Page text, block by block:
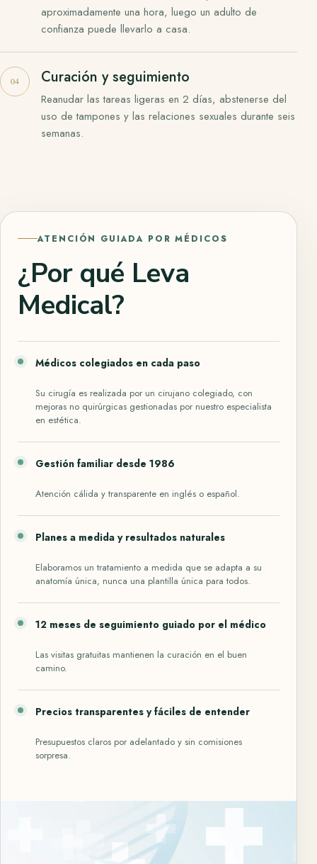
aproximadamente una hora, luego un adulto de
confianza puede llevarlo a casa.
Curación y seguimiento
Reanudar las tareas ligeras en 2 días, abstenerse del
uso de tampones y las relaciones sexuales durante seis
semanas.
ATENCIÓN GUIADA POR MÉDICOS
¿Por qué Leva
Medical?
Médicos colegiados en cada paso
Su cirugía es realizada por un cirujano colegiado, con
mejoras no quirúrgicas gestionadas por nuestro especialista
en estética.
Gestión familiar desde 1986
Atención cálida y transparente en inglés o español.
Planes a medida y resultados naturales
Elaboramos un tratamiento a medida que se adapta a su
anatomía única, nunca una plantilla única para todos.
12 meses de seguimiento guiado por el médico
Las visitas gratuitas mantienen la curación en el buen
camino.
Precios transparentes y fáciles de entender
Presupuestos claros por adelantado y sin comisiones
sorpresa.